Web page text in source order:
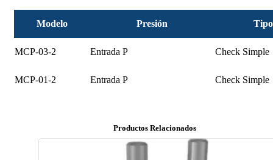
Modelo Presión
MCP-03-2 Entrada P Check Simple
MCP-01-2 Entrada P Check Simple
Productos Relacionados